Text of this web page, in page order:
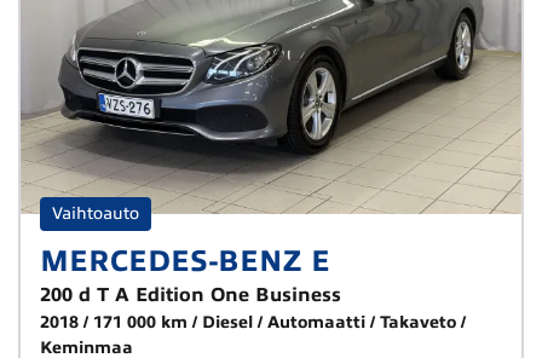
Vaihtoauto
MERCEDES-BENZ E
200 d T A Edition One Business
2018 171 000 km Diesel Automaatti
Takaveto
Keminmaa